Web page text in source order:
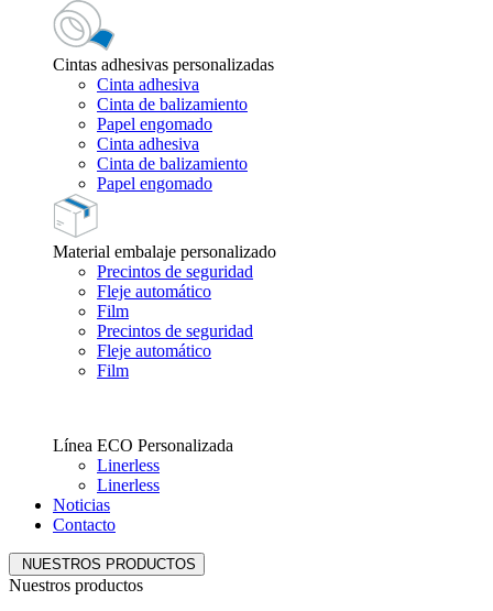
Cintas adhesivas personalizadas
Cinta adhesiva
Cinta de balizamiento
Papel engomado
Cinta adhesiva
Cinta de balizamiento
Papel engomado
Material embalaje personalizado
Precintos de seguridad
Fleje automático
Film
Precintos de seguridad
Fleje automático
Film
Línea ECO Personalizada
Linerless
Linerless
Noticias
Contacto
NUESTROS PRODUCTOS
Nuestros productos